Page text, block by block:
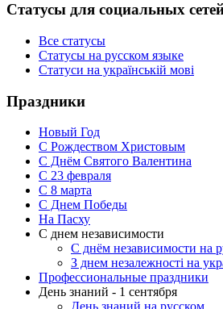
Статусы для социальных
Все статусы
Статусы на русском языке
Статуси на українській мові
Праздники
Новый Год
С Рождеством Христовым
С Днём Святого Валентина
С 23 февраля
C 8 марта
С Днем Победы
На Пасху
С днем независимости
С днём независимости на
З днем незалежності на
Профессиональные праздники
День знаний - 1 сентября